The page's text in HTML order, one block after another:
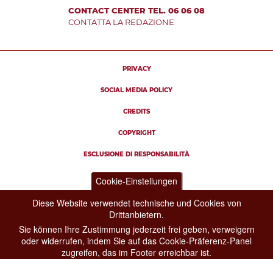
CONTACT CENTER TEL. 06 06 08
CONTATTA LA REDAZIONE
PRIVACY
SOCIAL MEDIA POLICY
CREDITS
COPYRIGHT
ESCLUSIONE DI RESPONSABILITÀ
Cookie-Einstellungen
Diese Website verwendet technische und Cookies von
Drittanbietern.
Sie können Ihre Zustimmung jederzeit frei geben, verweigern
oder widerrufen, indem Sie auf das Cookie-Präferenz-Panel
zugreifen, das im Footer erreichbar ist.